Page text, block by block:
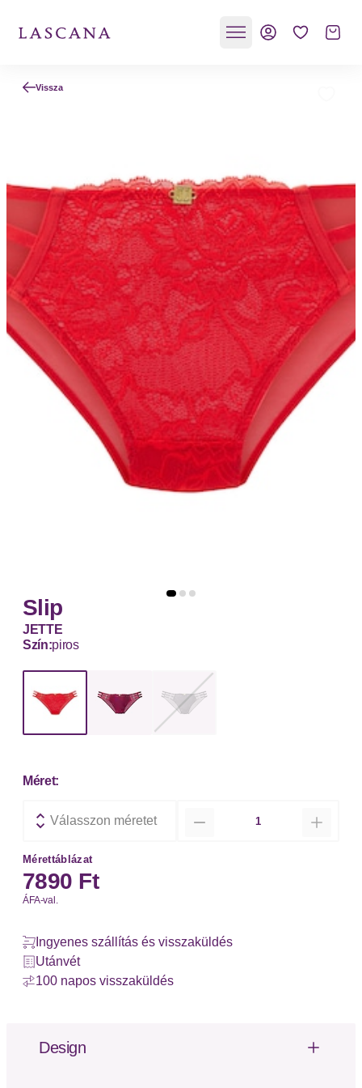
Vissza
Slip
JETTE
Szín:piros
Méret:
Válasszon méretet
Mérettáblázat
7890 Ft
ÁFA-val.
Ingyenes szállítás és visszaküldés
Utánvét
100 napos visszaküldés
Design